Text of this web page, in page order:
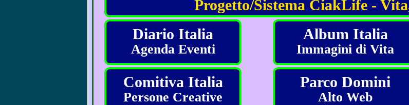
Progetto/Sistema CiakLife -
Diario Italia
Agenda Eventi
Album Italia
Immagini di Vita
Comitiva Italia
Persone Creative
Parco Domini
Alto Web